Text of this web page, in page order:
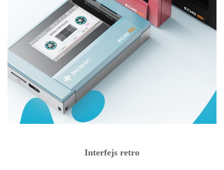
Interfejs retro